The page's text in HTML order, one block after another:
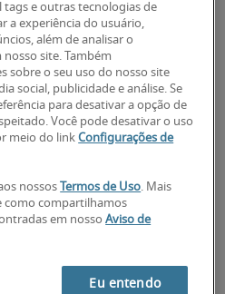
responsabilidades principais
supervisão direta; pessoa
e assuntos relacionados ao cargo.
diferenciadas, além de
pessoa pronta para avançar.
tags e outras tecnologias de
a experiência do usuário,
além de analisar o
site. Também
sobre o seu uso do nosso site
social, publicidade e análise. Se
para desativar a opção de
Você pode desativar o uso
meio do linkConfigurações de
nossos Termos de Uso. Mais
como compartilhamos
em nossoAviso de
Eu entendo